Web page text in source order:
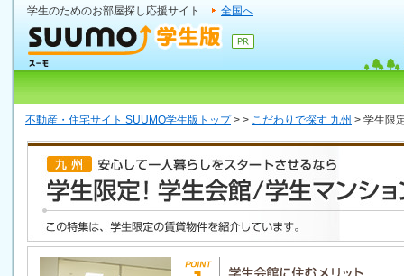
学生のためのお部屋探し応援サイト 全国へ
不動産・住宅サイト SUUMO学生版トップ> > こだわりで探す 九州 > 学生限